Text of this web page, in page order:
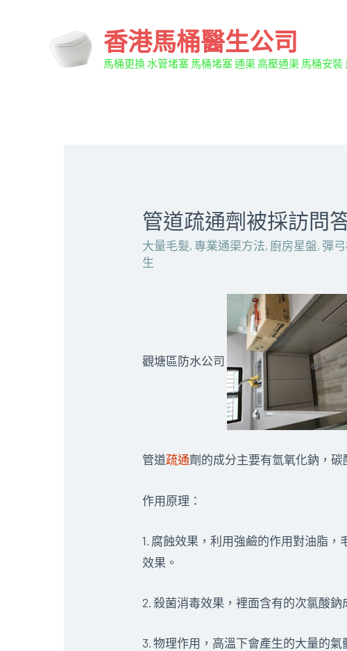
香港馬桶醫生公司
馬桶更換 水管堵塞 馬桶堵塞 通渠 高壓通渠 馬桶安裝
管道疏通劑被採訪問
大量毛髮,專業通渠方法, 廚房星盤, 彈
生
觀塘區防水公司
管道疏通劑的成分主要有氫氧化鈉，
作用原理：
1. 腐蝕效果，利用強鹼的作用對油脂
效果。
2. 殺菌消毒效果，裡面含有的次氯酸
3. 物理作用，高溫下會產生的大量的